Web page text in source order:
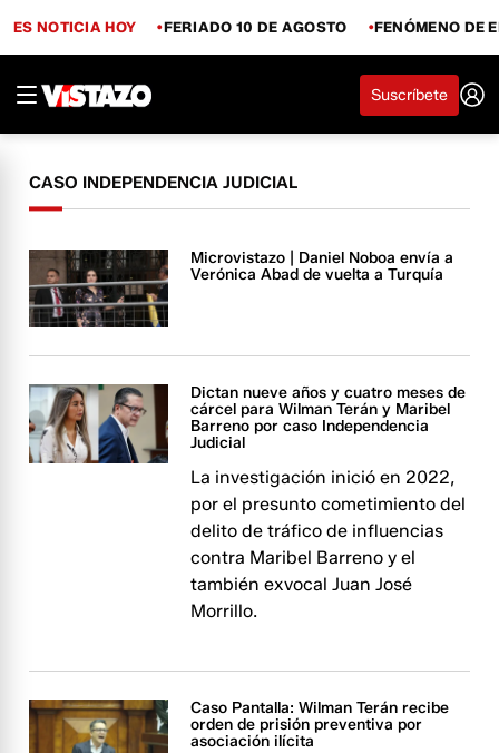
ES NOTICIA HOY FERIADO 10 DE AGOSTO FENÓMENO DE
Suscríbete
CASO INDEPENDENCIA JUDICIAL
Microvistazo | Daniel Noboa envía a
Verónica Abad de vuelta a Turquía
Dictan nueve años y cuatro meses de
cárcel para Wilman Terán y Maribel
Barreno por caso Independencia
Judicial
La investigación inició en 2022,
por el presunto cometimiento del
delito de tráfico de influencias
contra Maribel Barreno y el
también exvocal Juan José
Morrillo.
Caso Pantalla: Wilman Terán recibe
orden de prisión preventiva por
asociación ilícita